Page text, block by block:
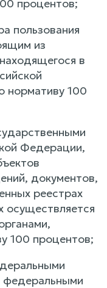
процентов;
пользования
из
в
нормативу 100
Федерации,
документов,
реестрах
осуществляется
100 процентов;
федеральными